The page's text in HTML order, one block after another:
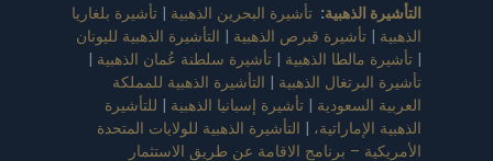
التأشيرة الذهبية: تأشيرة البحرين الذهبية | تأشيرة بلغاريا
الذهبية | تأشيرة قبرص الذهبية | التأشيرة الذهبية لليونان
| تأشيرة مالطا الذهبية | تأشيرة سلطنة عُمان الذهبية |
تأشيرة البرتغال الذهبية | التأشيرة الذهبية للمملكة
العربية السعودية | تأشيرة إسبانيا الذهبية | للتأشيرة
الذهبية الإماراتية، | التأشيرة الذهبية للولايات المتحدة
الأمريكية – برنامج الاقامة عن طريق الاستثمار